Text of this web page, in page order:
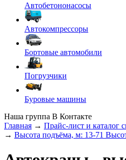
Автобетононасосы
Автокомпрессоры
Бортовые автомобили
Погрузчики
Буровые машины
Наша группа В Контакте
Главная → Прайс-лист и каталог
→ Высота подъёма, м: 13-71